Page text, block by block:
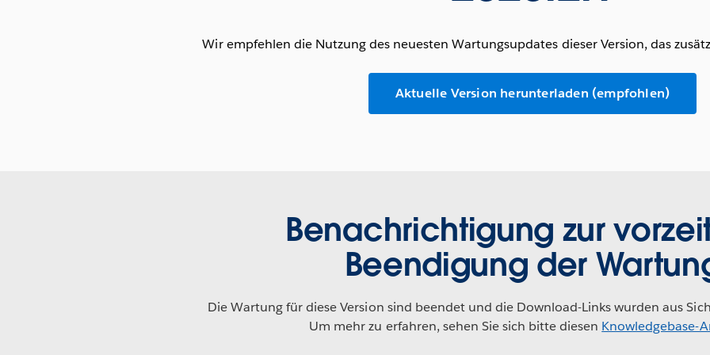
Wir empfehlen die Nutzung des neuesten Wartungsupdates dieser Version, das
Aktuelle Version herunterladen (empfohlen)
Benachrichtigung zur
Beendigung der
Die Wartung für diese Version sind beendet und die Download-Links wurden aus
Um mehr zu erfahren, sehen Sie sich bitte diesen Knowledgebase-